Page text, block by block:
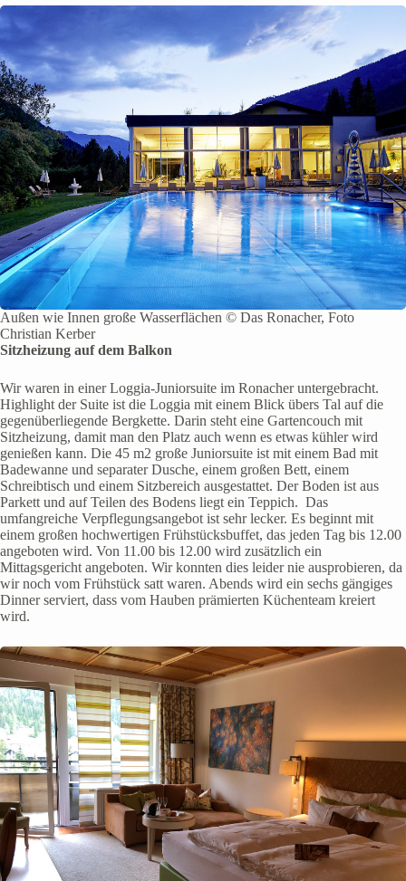
Außen wie Innen große Wasserflächen © Das Ronacher, Foto
Christian Kerber
Sitzheizung auf dem Balkon
Wir waren in einer Loggia-Juniorsuite im Ronacher untergebracht.
Highlight der Suite ist die Loggia mit einem Blick übers Tal auf die
gegenüberliegende Bergkette. Darin steht eine Gartencouch mit
Sitzheizung, damit man den Platz auch wenn es etwas kühler wird
genießen kann. Die 45 m2 große Juniorsuite ist mit einem Bad mit
Badewanne und separater Dusche, einem großen Bett, einem
Schreibtisch und einem Sitzbereich ausgestattet. Der Boden ist aus
Parkett und auf Teilen des Bodens liegt ein Teppich. Das
umfangreiche Verpflegungsangebot ist sehr lecker. Es beginnt mit
einem großen hochwertigen Frühstücksbuffet, das jeden Tag bis 12.00
angeboten wird. Von 11.00 bis 12.00 wird zusätzlich ein
Mittagsgericht angeboten. Wir konnten dies leider nie ausprobieren, da
wir noch vom Frühstück satt waren. Abends wird ein sechs gängiges
Dinner serviert, dass vom Hauben prämierten Küchenteam kreiert
wird.